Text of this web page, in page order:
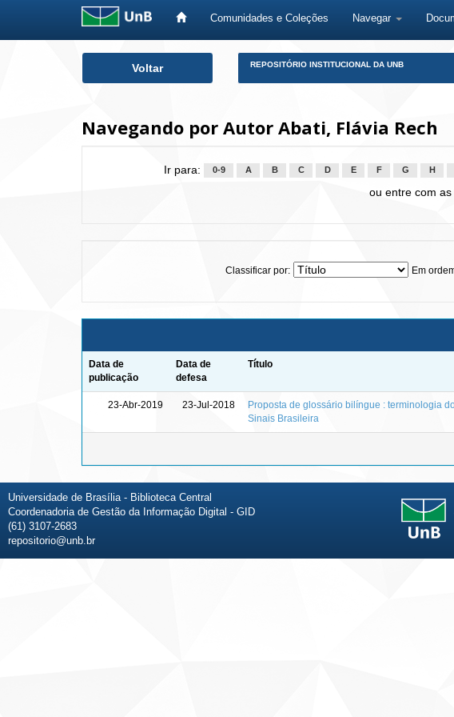
Comunidades e Coleções Navegar
Voltar REPOSITÓRIO INSTITUCIONAL DA UNB
Navegando por Autor Abati, Flávia Rech
Ir para: 0-9 A B C D E F G H
ou entre com
Classificar por: Em
Data de
publicação
Data de
defesa
Título
23-Abr-2019 23-Jul-2018
Proposta de glossário bilíngue : terminologia
Sinais Brasileira
Universidade de Brasília - Biblioteca Central
Coordenadoria de Gestão da Informação Digital - GID
(61) 3107-2683
repositorio@unb.br